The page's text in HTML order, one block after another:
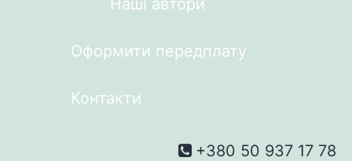
Наші автори
Оформити передплату
Контакти
+380 50 937 17 78